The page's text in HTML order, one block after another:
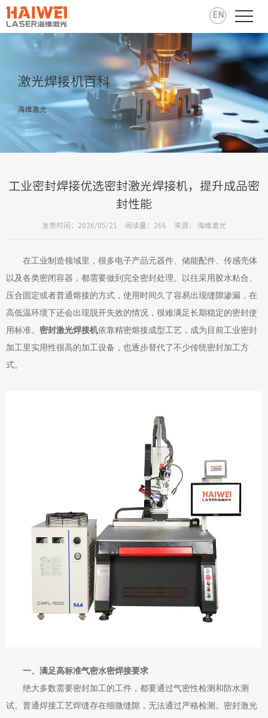
EN
激光焊接机百科
海维激光
工业密封焊接优选密封激光焊接机，提升成品密
封性能
发表时间：2026/05/21 阅读量：266 来源： 海维激光
在工业制造领域里，很多电子产品元器件、储能配件、传感壳体
以及各类密闭容器，都需要做到完全密封处理。以往采用胶水粘合、
压合固定或者普通熔接的方式，使用时间久了容易出现缝隙渗漏，在
高低温环境下还会出现脱开失效的情况，很难满足长期稳定的密封使
用标准。 密封激光焊接机依靠精密熔接成型工艺，成为目前工业密封
加工里实用性很高的加工设备，也逐步替代了不少传统密封加工方
式。
一、满足高标准气密水密焊接要求
绝大多数需要密封加工的工件，都要通过气密性检测和防水测
试。普通焊接工艺焊缝存在细微缝隙，无法通过严格检测。密封激光